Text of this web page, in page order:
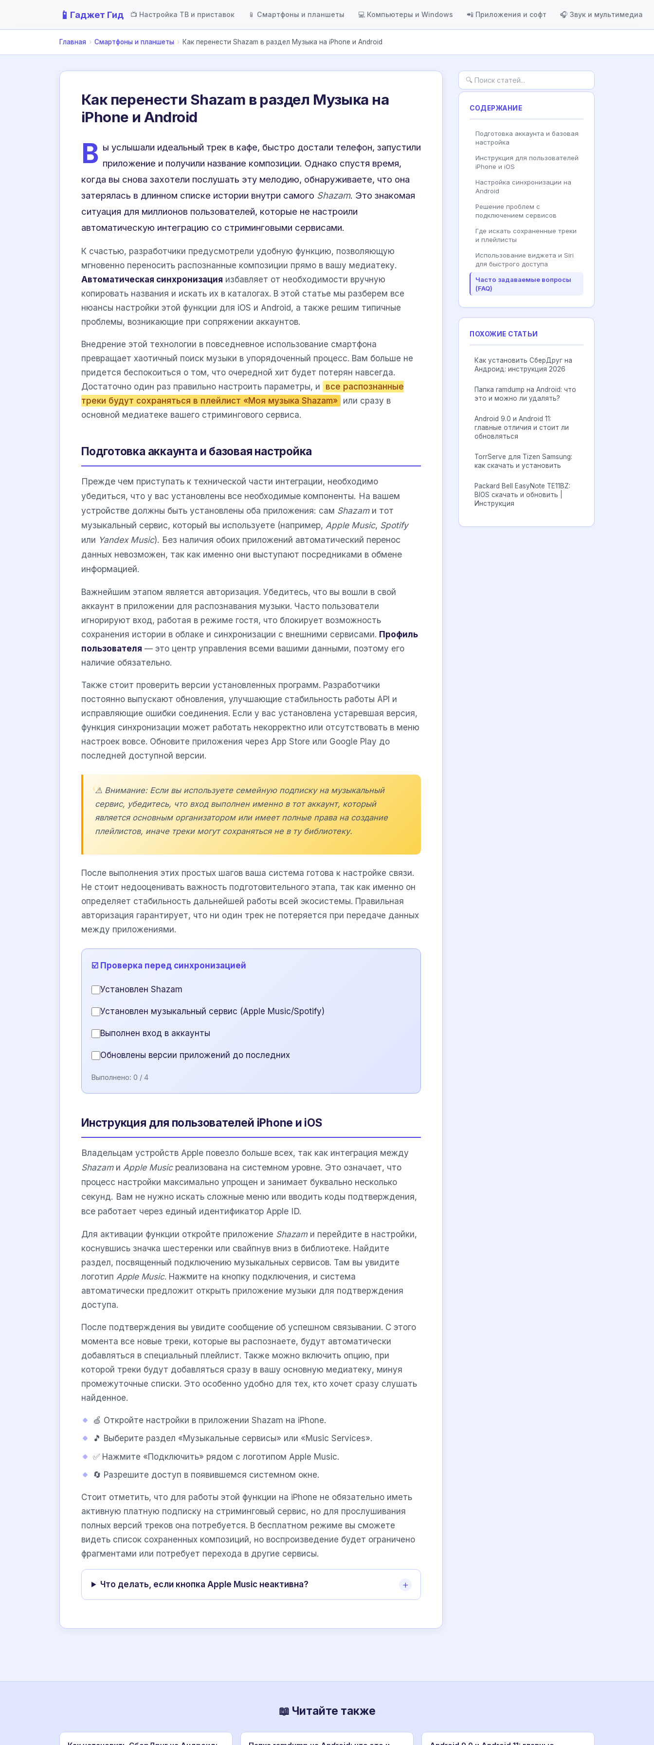
📱 Гаджет Гид 📺 Настройка ТВ и приставок 📱 Смартфоны и планшеты 💻 Компьютеры и Windows 📲 Приложения и софт 🎧 Звук и мультимедиа
Главная › Смартфоны и планшеты › Как перенести Shazam в раздел Музыка на iPhone и Android
Как перенести Shazam в раздел Музыка на
iPhone и Android
В ы услышали идеальный трек в кафе, быстро достали телефон, запустили
приложение и получили название композиции. Однако спустя время,
когда вы снова захотели послушать эту мелодию, обнаруживаете, что она
затерялась в длинном списке истории внутри самого Shazam. Это знакомая
ситуация для миллионов пользователей, которые не настроили
автоматическую интеграцию со стриминговыми сервисами.
К счастью, разработчики предусмотрели удобную функцию, позволяющую
мгновенно переносить распознанные композиции прямо в вашу медиатеку.
Автоматическая синхронизация избавляет от необходимости вручную
копировать названия и искать их в каталогах. В этой статье мы разберем все
нюансы настройки этой функции для iOS и Android, а также решим типичные
проблемы, возникающие при сопряжении аккаунтов.
Внедрение этой технологии в повседневное использование смартфона
превращает хаотичный поиск музыки в упорядоченный процесс. Вам больше не
придется беспокоиться о том, что очередной хит будет потерян навсегда.
Достаточно один раз правильно настроить параметры, и
все распознанные
треки будут сохраняться в плейлист «Моя музыка Shazam» или сразу в
основной медиатеке вашего стримингового сервиса.
Подготовка аккаунта и базовая настройка
Прежде чем приступать к технической части интеграции, необходимо
убедиться, что у вас установлены все необходимые компоненты. На вашем
устройстве должны быть установлены оба приложения: сам Shazamи тот
музыкальный сервис, который вы используете (например, Apple Music, Spotify
или Yandex Music). Без наличия обоих приложений автоматический перенос
данных невозможен, так как именно они выступают посредниками в обмене
информацией.
Важнейшим этапом является авторизация. Убедитесь, что вы вошли в свой
аккаунт в приложении для распознавания музыки. Часто пользователи
игнорируют вход, работая в режиме гостя, что блокирует возможность
сохранения истории в облаке и синхронизации с внешними сервисами. Профиль
пользователя — это центр управления всеми вашими данными, поэтому его
наличие обязательно.
Также стоит проверить версии установленных программ. Разработчики
постоянно выпускают обновления, улучшающие стабильность работы API и
исправляющие ошибки соединения. Если у вас установлена устаревшая версия,
функция синхронизации может работать некорректно или отсутствовать в меню
настроек вовсе. Обновите приложения через App Store или Google Play до
последней доступной версии.
⚠️ Внимание: Если вы используете семейную подписку на музыкальный
сервис, убедитесь, что вход выполнен именно в тот аккаунт, который
является основным организатором или имеет полные права на создание
плейлистов, иначе треки могут сохраняться не в ту библиотеку.
После выполнения этих простых шагов ваша система готова к настройке связи.
Не стоит недооценивать важность подготовительного этапа, так как именно он
определяет стабильность дальнейшей работы всей экосистемы. Правильная
авторизация гарантирует, что ни один трек не потеряется при передаче данных
между приложениями.
☑️ Проверка перед синхронизацией
Установлен Shazam
Установлен музыкальный сервис (Apple Music/Spotify)
Выполнен вход в аккаунты
Обновлены версии приложений до последних
Выполнено: 0 / 4
Инструкция для пользователей iPhone и iOS
Владельцам устройств Apple повезло больше всех, так как интеграция между
Shazamи Apple Musicреализована на системном уровне. Это означает, что
процесс настройки максимально упрощен и занимает буквально несколько
секунд. Вам не нужно искать сложные меню или вводить коды подтверждения,
все работает через единый идентификатор Apple ID.
Для активации функции откройте приложение Shazamи перейдите в настройки,
коснувшись значка шестеренки или свайпнув вниз в библиотеке. Найдите
раздел, посвященный подключению музыкальных сервисов. Там вы увидите
логотип Apple Music. Нажмите на кнопку подключения, и система
автоматически предложит открыть приложение музыки для подтверждения
доступа.
После подтверждения вы увидите сообщение об успешном связывании. С этого
момента все новые треки, которые вы распознаете, будут автоматически
добавляться в специальный плейлист. Также можно включить опцию, при
которой треки будут добавляться сразу в вашу основную медиатеку, минуя
промежуточные списки. Это особенно удобно для тех, кто хочет сразу слушать
найденное.
🍏 Откройте настройки в приложении Shazam на iPhone.
🎵 Выберите раздел «Музыкальные сервисы» или «Music Services».
✅ Нажмите «Подключить» рядом с логотипом Apple Music.
🔄 Разрешите доступ в появившемся системном окне.
Стоит отметить, что для работы этой функции на iPhone не обязательно иметь
активную платную подписку на стриминговый сервис, но для прослушивания
полных версий треков она потребуется. В бесплатном режиме вы сможете
видеть список сохраненных композиций, но воспроизведение будет ограничено
фрагментами или потребует перехода в другие сервисы.
Что делать, если кнопка Apple Music неактивна?
СОДЕРЖАНИЕ
Подготовка аккаунта и базовая
настройка
Инструкция для пользователей
iPhone и iOS
Настройка синхронизации на
Android
Решение проблем с
подключением сервисов
Где искать сохраненные треки
и плейлисты
Использование виджета и Siri
для быстрого доступа
Часто задаваемые вопросы
(FAQ)
ПОХОЖИЕ СТАТЬИ
Как установить СберДруг на
Андроид: инструкция 2026
Папка ramdump на Android: что
это и можно ли удалять?
Android 9.0 и Android 11:
главные отличия и стоит ли
обновляться
TorrServe для Tizen Samsung:
как скачать и установить
Packard Bell EasyNote TE11BZ:
BIOS скачать и обновить |
Инструкция
📖 Читайте также